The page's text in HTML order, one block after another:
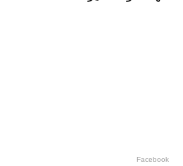
Facebook